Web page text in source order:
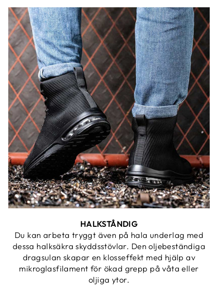
HALKSTÅNDIG
Du kan arbeta tryggt även på hala underlag med
dessa halksäkra skyddsstövlar. Den oljebeständiga
dragsulan skapar en klosseffekt med hjälp av
mikroglasfilament för ökad grepp på våta eller
oljiga ytor.